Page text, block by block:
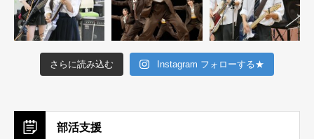
さらに読み込む Instagram フォローする★
部活支援